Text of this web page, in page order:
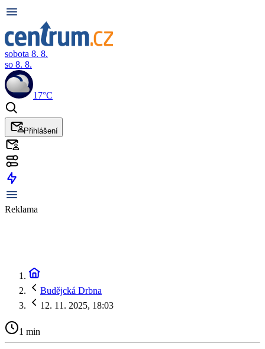
sobota 8. 8.
so 8. 8.
17°C
Přihlášení
Reklama
Budějcká Drbna
12. 11. 2025, 18:03
1 min